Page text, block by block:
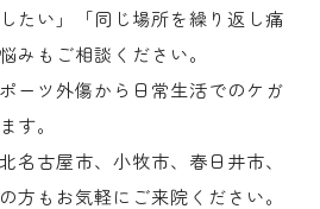
たい」「同じ場所を繰り返し痛
みもご相談ください。
ーツ外傷から日常生活でのケガ
す。
名古屋市、小牧市、春日井市、
方もお気軽にご来院ください。